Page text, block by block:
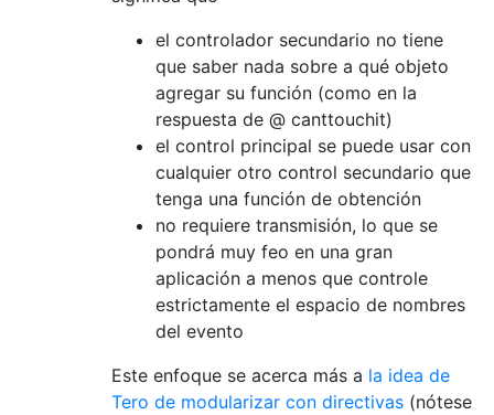
el controlador secundario no tiene
que saber nada sobre a qué objeto
agregar su función (como en la
respuesta de @ canttouchit)
el control principal se puede usar con
cualquier otro control secundario que
tenga una función de obtención
no requiere transmisión, lo que se
pondrá muy feo en una gran
aplicación a menos que controle
estrictamente el espacio de nombres
del evento
Este enfoque se acerca más a la idea de
Tero de modularizar con directivas (nótese